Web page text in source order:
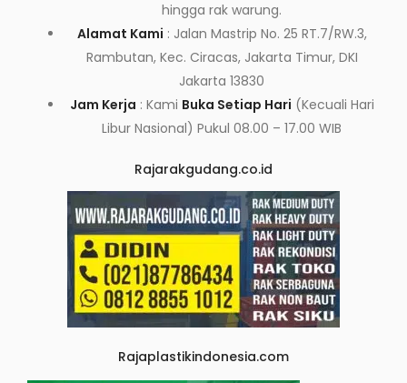
hingga rak warung.
Alamat Kami : Jalan Mastrip No. 25 RT.7/RW.3,
Rambutan, Kec. Ciracas, Jakarta Timur, DKI
Jakarta 13830
Jam Kerja : Kami Buka Setiap Hari (Kecuali Hari
Libur Nasional) Pukul 08.00 – 17.00 WIB
Rajarakgudang.co.id
Rajaplastikindonesia.com